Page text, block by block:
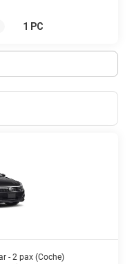
1 PC
- 2 pax (Coche)